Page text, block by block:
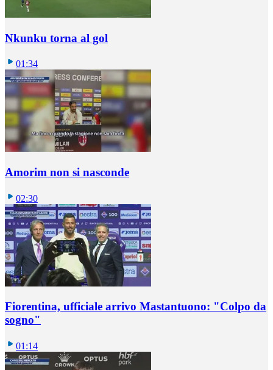
Nkunku torna al gol
01:34
Amorim non si nasconde
02:30
Fiorentina, ufficiale arrivo Mastantuono: "Colpo da
sogno"
01:14